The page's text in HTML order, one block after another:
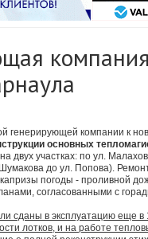
компания
генерирующей компании к
основных
двух участках: по ул.
до ул. Попова).
погоды - проливной
согласованными с
сданы в эксплуатацию еще в
лотков, и на работе